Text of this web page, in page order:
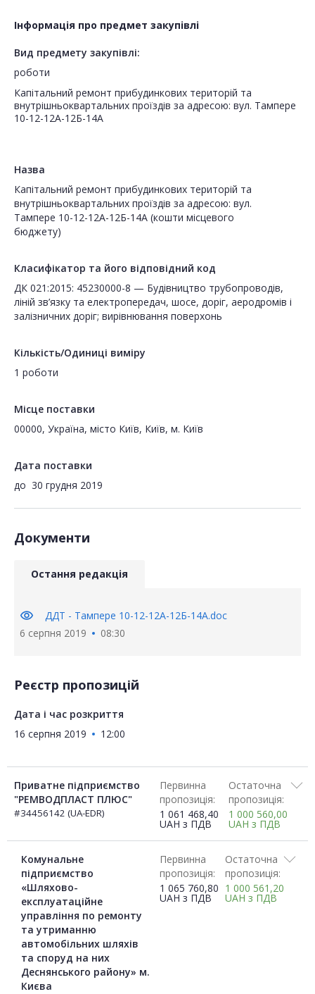
Інформація про предмет закупівлі
Вид предмету закупівлі:
роботи
Капітальний ремонт прибудинкових територій та
внутрішньоквартальних проїздів за адресою: вул. Тампере
10-12-12А-12Б-14А
Назва
Капітальний ремонт прибудинкових територій та
внутрішньоквартальних проїздів за адресою: вул.
Тампере 10-12-12А-12Б-14А (кошти місцевого
бюджету)
Класифікатор та його відповідний код
ДК 021:2015: 45230000-8 — Будівництво трубопроводів,
ліній зв’язку та електропередач, шосе, доріг, аеродромів і
залізничних доріг; вирівнювання поверхонь
Кількість/Одиниці виміру
1 роботи
Місце поставки
00000, Україна, місто Київ, Київ, м. Київ
Дата поставки
до 30 грудня 2019
Документи
Остання редакція
visibility
ДДТ - Тампере 10-12-12А-12Б-14А.doc
6 серпня 2019
08:30
Реєстр пропозицій
Дата і час розкриття
16 серпня 2019
12:00
Приватне підприємство
"РЕМВОДПЛАСТ ПЛЮС"
#34456142 (UA-EDR)
Первинна
пропозиція:
1 061 468,40
UAH з ПДВ
Остаточна
пропозиція:
1 000 560,00
UAH з ПДВ
Комунальне
підприємство
«Шляхово-
експлуатаційне
управління по ремонту
та утриманню
автомобільних шляхів
та споруд на них
Деснянського району» м.
Києва
Первинна
пропозиція:
1 065 760,80
UAH з ПДВ
Остаточна
пропозиція:
1 000 561,20
UAH з ПДВ